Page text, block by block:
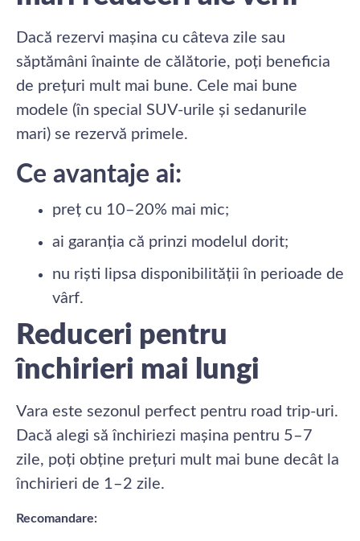
Dacă rezervi mașina cu câteva zile sau
săptămâni înainte de călătorie, poți beneficia
de prețuri mult mai bune. Cele mai bune
modele (în special SUV-urile și sedanurile
mari) se rezervă primele.
Ce avantaje ai:
preț cu 10–20% mai mic;
ai garanția că prinzi modelul dorit;
nu riști lipsa disponibilității în perioade de
vârf.
Reduceri pentru
închirieri mai lungi
Vara este sezonul perfect pentru road trip-uri.
Dacă alegi să închiriezi mașina pentru 5–7
zile, poți obține prețuri mult mai bune decât la
închirieri de 1–2 zile.
Recomandare: